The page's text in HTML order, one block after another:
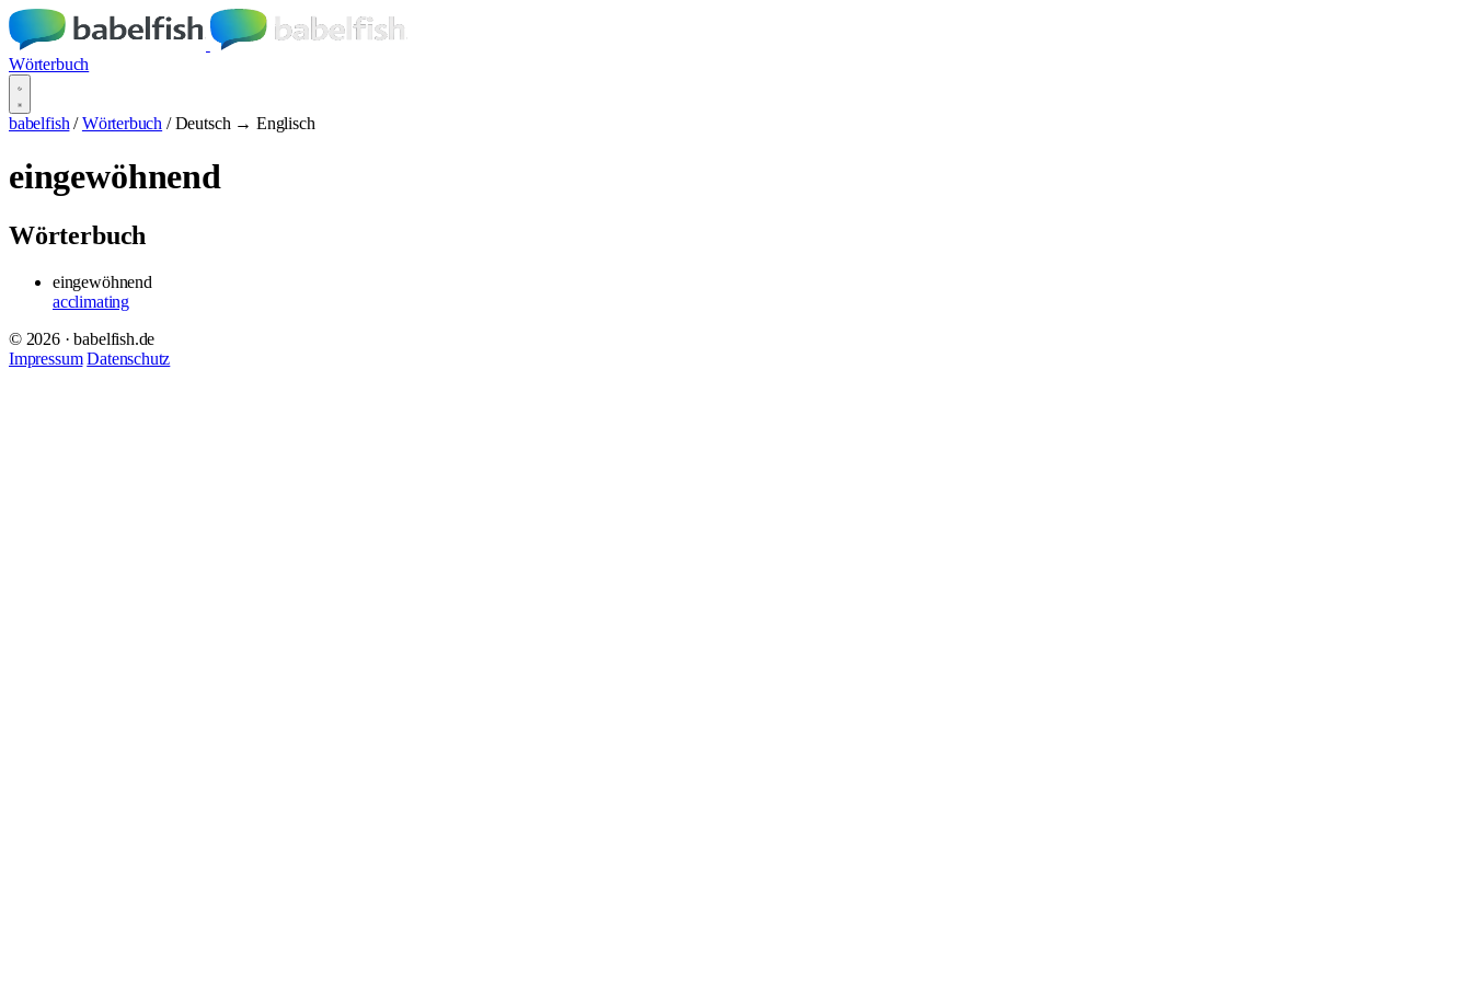
Wörterbuch
babelfish / Wörterbuch / Deutsch → Englisch
eingewöhnend
Wörterbuch
eingewöhnend
acclimating
© 2026 · babelfish.de
Impressum Datenschutz